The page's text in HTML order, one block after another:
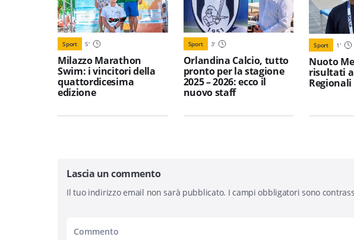
Sport 5'
Milazzo Marathon
Swim: i vincitori della
quattordicesima
edizione
Sport 3'
Orlandina Calcio, tutto
pronto per la stagione
2025 – 2026: ecco il
nuovo staff
Sport 1'
Nuoto
risultati
Lascia un commento
Il tuo indirizzo email non sarà pubblicato. I campi obbligatori sono